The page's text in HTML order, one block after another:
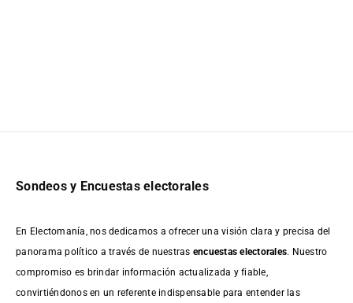
Sondeos y Encuestas electorales
En Electomanía, nos dedicamos a ofrecer una visión clara y precisa del
panorama político a través de nuestras encuestas electorales. Nuestro
compromiso es brindar información actualizada y fiable,
convirtiéndonos en un referente indispensable para entender las